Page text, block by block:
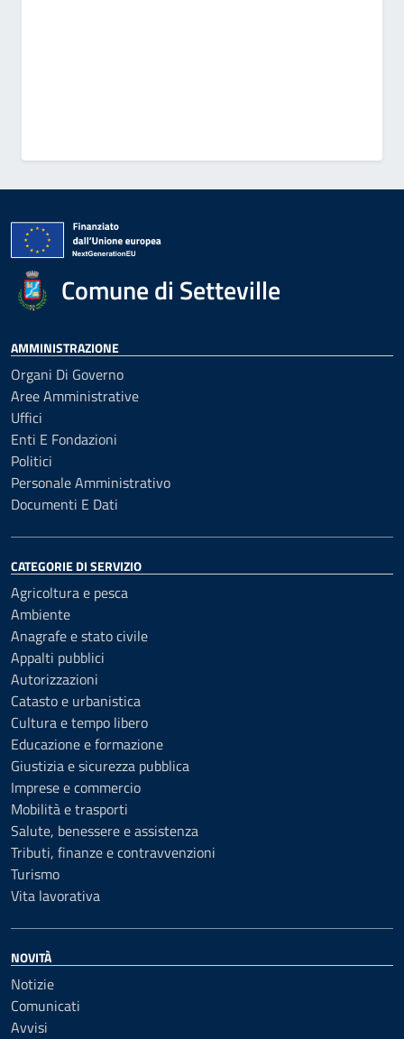
Comune di Setteville
AMMINISTRAZIONE
Organi Di Governo
Aree Amministrative
Uffici
Enti E Fondazioni
Politici
Personale Amministrativo
Documenti E Dati
CATEGORIE DI SERVIZIO
Agricoltura e pesca
Ambiente
Anagrafe e stato civile
Appalti pubblici
Autorizzazioni
Catasto e urbanistica
Cultura e tempo libero
Educazione e formazione
Giustizia e sicurezza pubblica
Imprese e commercio
Mobilità e trasporti
Salute, benessere e assistenza
Tributi, finanze e contravvenzioni
Turismo
Vita lavorativa
NOVITÀ
Notizie
Comunicati
Avvisi